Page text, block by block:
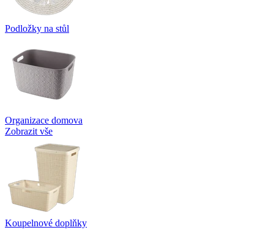
Podložky na stůl
Organizace domova
Zobrazit vše
Koupelnové doplňky